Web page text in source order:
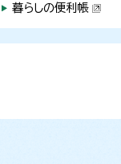
暮らしの便利帳